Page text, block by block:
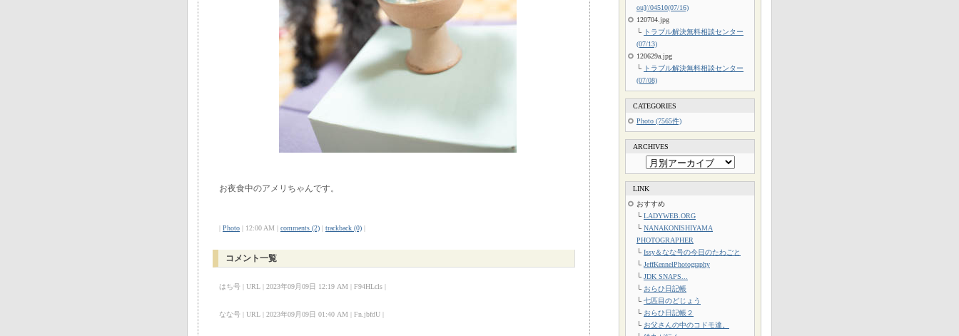
お夜食中のアメリちゃんです。
| Photo | 12:00 AM | comments (2) | trackback (0) |
コメント一覧
はち号 | URL | 2023年09月09日 12:19 AM | F94HLcls |
なな号 | URL | 2023年09月09日 01:40 AM | Fn.jbfdU |
ou]//04510(07/16)
120704.jpg
└ トラブル解決無料相談センター
(07/13)
120629a.jpg
└ トラブル解決無料相談センター
(07/08)
CATEGORIES
Photo (7565件)
ARCHIVES
LINK
おすすめ
└ LADYWEB.ORG
└ NANAKONISHIYAMA
PHOTOGRAPHER
└ Issy＆なな号の今日のたわごと
└ JeffKennelPhotography
└ JDK SNAPS...
└ おらひ日記帳
└ 七匹目のどじょう
└ おらひ日記帳２
└ お父さんの中のコドモ達。